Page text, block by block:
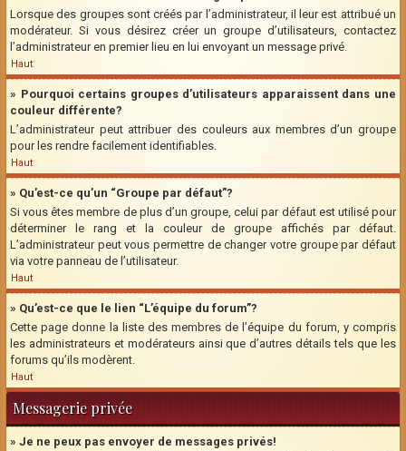
Lorsque des groupes sont créés par l’administrateur, il leur est attribué un
modérateur. Si vous désirez créer un groupe d’utilisateurs, contactez
l’administrateur en premier lieu en lui envoyant un message privé.
Haut
» Pourquoi certains groupes d’utilisateurs apparaissent dans une
couleur différente?
L’administrateur peut attribuer des couleurs aux membres d’un groupe
pour les rendre facilement identifiables.
Haut
» Qu’est-ce qu’un “Groupe par défaut”?
Si vous êtes membre de plus d’un groupe, celui par défaut est utilisé pour
déterminer le rang et la couleur de groupe affichés par défaut.
L’administrateur peut vous permettre de changer votre groupe par défaut
via votre panneau de l’utilisateur.
Haut
» Qu’est-ce que le lien “L’équipe du forum”?
Cette page donne la liste des membres de l’équipe du forum, y compris
les administrateurs et modérateurs ainsi que d’autres détails tels que les
forums qu’ils modèrent.
Haut
Messagerie privée
» Je ne peux pas envoyer de messages privés!